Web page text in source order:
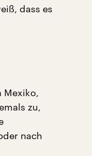
dass es
Mexiko,
zu,
nach